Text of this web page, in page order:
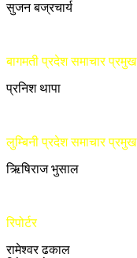
सुजन बज्रचार्य
बागमती प्रदेश समाचार प्रमुख
प्रनिश थापा
लुम्बिनी प्रदेश समाचार प्रमुख
ऋिषिराज भुसाल
रिपोर्टर
रामेश्वर ढकाल